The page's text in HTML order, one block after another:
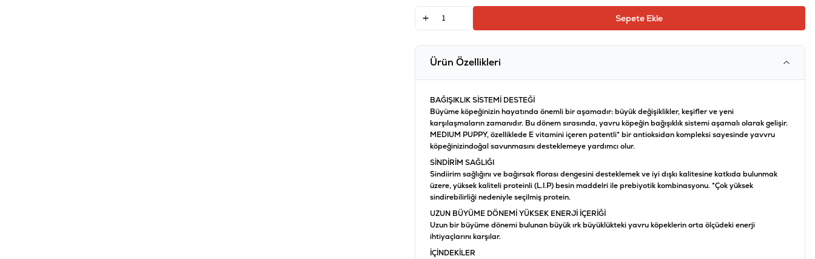
Sepete Ekle
Ürün Özellikleri
BAĞIŞIKLIK SİSTEMİ DESTEĞİ
Büyüme köpeğinizin hayatında önemli bir aşamadır: büyük değişiklikler, keşifler ve yeni
karşılaşmaların zamanıdır. Bu dönem sırasında, yavru köpeğin bağışıklık sistemi aşamalı olarak gelişir.
MEDIUM PUPPY, özelliklede E vitamini içeren patentli* bir antioksidan kompleksi sayesinde yavvru
köpeğinizindoğal savunmasını desteklemeye yardımcı olur.
SİNDİRİM SAĞLIĞI
Sindiirim sağlığını ve bağırsak florası dengesini desteklemek ve iyi dışkı kalitesine katkıda bulunmak
üzere, yüksek kaliteli proteinli (L.I.P) besin maddelri ile prebiyotik kombinasyonu. *Çok yüksek
sindirebilirliği nedeniyle seçilmiş protein.
UZUN BÜYÜME DÖNEMİ YÜKSEK ENERJİ İÇERİĞİ
Uzun bir büyüme dönemi bulunan büyük ırk büyüklükteki yavru köpeklerin orta ölçüdeki enerji
ihtiyaçlarını karşılar.
İÇİNDEKİLER